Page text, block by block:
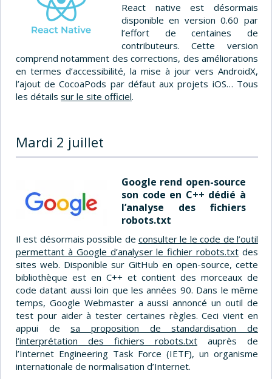
React native est désormais
disponible en version 0.60 par
l’effort de centaines de
contributeurs. Cette version
comprend notamment des corrections, des améliorations
en termes d’accessibilité, la mise à jour vers AndroidX,
l’ajout de CocoaPods par défaut aux projets iOS… Tous
les détails sur le site officiel.
Mardi 2 juillet
Google rend open-source
son code en C++ dédié à
l’analyse des fichiers
robots.txt
Il est désormais possible de consulter le le code de l’outil
permettant à Google d’analyser le fichier robots.txt des
sites web. Disponible sur GitHub en open-source, cette
bibliothèque est en C++ et contient des morceaux de
code datant aussi loin que les années 90. Dans le même
temps, Google Webmaster a aussi annoncé un outil de
test pour aider à tester certaines règles. Ceci vient en
appui desa proposition de standardisation de
l’interprétation des fichiers robots.txtauprès de
l’Internet Engineering Task Force (IETF), un organisme
internationale de normalisation d’Internet.